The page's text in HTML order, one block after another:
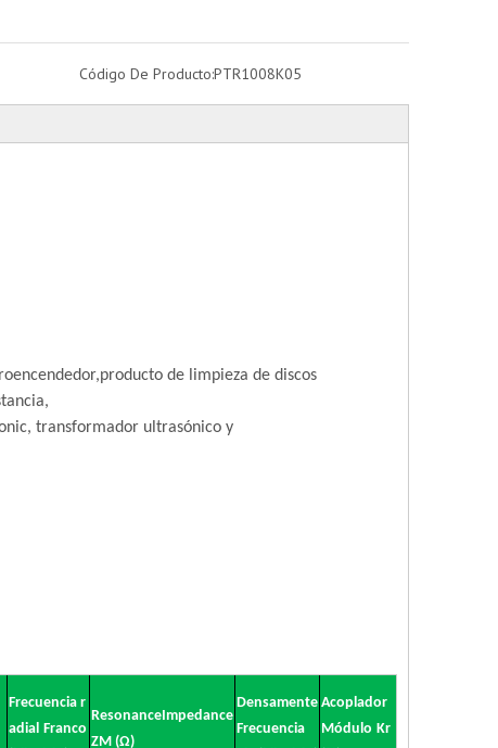
Código De Producto:PTR1008K05
encendedor,producto de limpieza de discos
transformador ultrasónico y
Frecuencia r
adial Franco
ResonanceImpedance
ZM (Ω)
Densamente
Frecuencia
Acoplador
Módulo Kr